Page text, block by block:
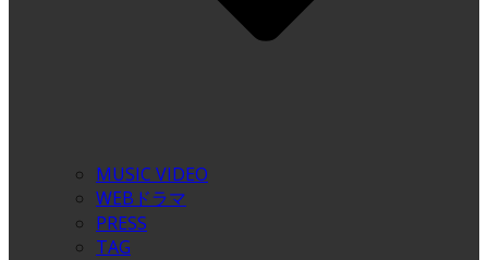
MUSIC VIDEO
WEBドラマ
PRESS
TAG